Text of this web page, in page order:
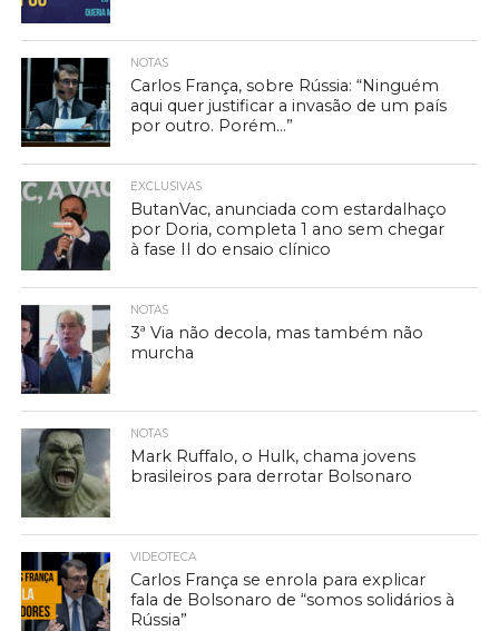
NOTAS
Carlos França, sobre Rússia: “Ninguém
aqui quer justificar a invasão de um país
por outro. Porém…”
EXCLUSIVAS
ButanVac, anunciada com estardalhaço
por Doria, completa 1 ano sem chegar
à fase II do ensaio clínico
NOTAS
3ª Via não decola, mas também não
murcha
NOTAS
Mark Ruffalo, o Hulk, chama jovens
brasileiros para derrotar Bolsonaro
VIDEOTECA
Carlos França se enrola para explicar
fala de Bolsonaro de “somos solidários à
Rússia”